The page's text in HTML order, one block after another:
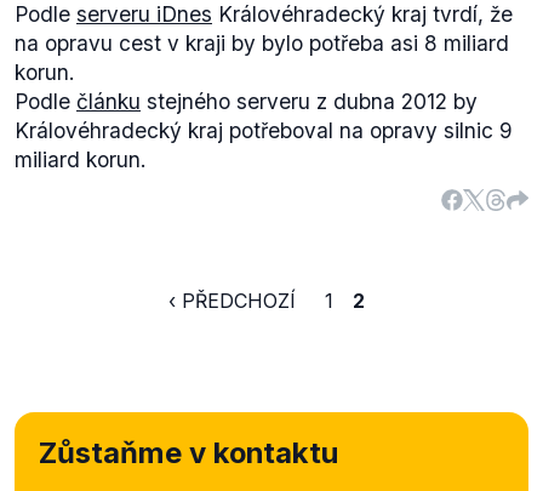
Podle serveru iDnes Královéhradecký kraj tvrdí, že
na opravu cest v kraji by bylo potřeba asi 8 miliard
korun.
Podle článku stejného serveru z dubna 2012 by
Královéhradecký kraj potřeboval na opravy silnic 9
miliard korun.
‹ PŘEDCHOZÍ 1 2
Zůstaňme v kontaktu